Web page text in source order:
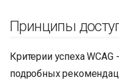
Принципы
Критерии успеха
подробных